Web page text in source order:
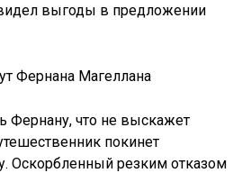
выгоды в предложении
Фернана Магеллана
Фернану, что не выскажет
покинет
Оскорбленный резким отказом